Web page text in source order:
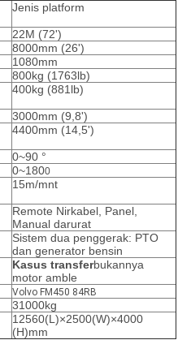
Jenis platform
22M (72')
8000mm (26')
1080mm
800kg (1763lb)
400kg (881lb)
3000mm (9,8')
4400mm (14,5')
0~90 °
0~1800
15m/mnt
Remote Nirkabel, Panel,
Manual darurat
Sistem dua penggerak: PTO
dan generator bensin
Kasus transferbukannya
motor amble
Volvo FM450 84RB
31000kg
12560(L)×2500(W)×4000
(H)mm